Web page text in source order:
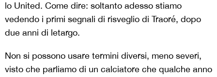
lo United. Come dire: soltanto adesso stiamo
vedendo i primi segnali di risveglio di Traoré, dopo
due anni di letargo.
Non si possono usare termini diversi, meno severi,
visto che parliamo di un calciatore che qualche anno